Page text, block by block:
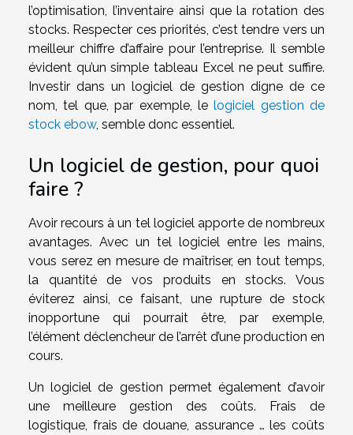
l’optimisation, l’inventaire ainsi que la rotation des
stocks. Respecter ces priorités, c’est tendre vers un
meilleur chiffre d’affaire pour l’entreprise. Il semble
évident qu’un simple tableau Excel ne peut suffire.
Investir dans un logiciel de gestion digne de ce
nom, tel que, par exemple, lelogiciel gestion de
stock ebow, semble donc essentiel.
Un logiciel de gestion, pour quoi
faire ?
Avoir recours à un tel logiciel apporte de nombreux
avantages. Avec un tel logiciel entre les mains,
vous serez en mesure de maîtriser, en tout temps,
la quantité de vos produits en stocks. Vous
éviterez ainsi, ce faisant, une rupture de stock
inopportune qui pourrait être, par exemple,
l’élément déclencheur de l’arrêt d’une production en
cours.
Un logiciel de gestion permet également d’avoir
une meilleure gestion des coûts. Frais de
logistique, frais de douane, assurance … les coûts